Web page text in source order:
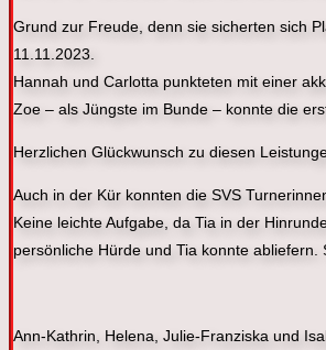
Grund zur Freude, denn sie sicherten sich
11.11.2023.
Hannah und Carlotta punkteten mit einer
Zoe – als Jüngste im Bunde – konnte die
Herzlichen Glückwunsch zu diesen
Auch in der Kür konnten die SVS
Keine leichte Aufgabe, da Tia in der
persönliche Hürde und Tia konnte abliefern.
Ann-Kathrin, Helena, Julie-Franziska und